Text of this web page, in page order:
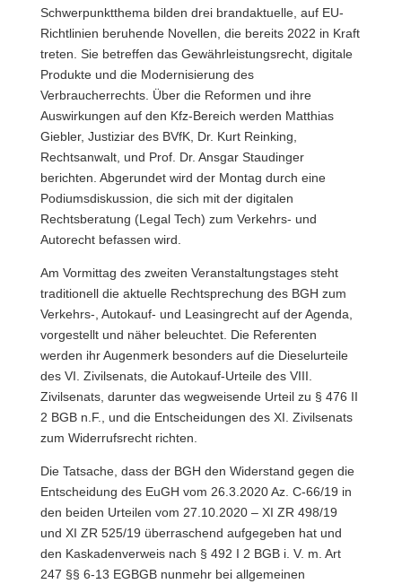
Schwerpunktthema bilden drei brandaktuelle, auf EU-
Richtlinien beruhende Novellen, die bereits 2022 in Kraft
treten. Sie betreffen das Gewährleistungsrecht, digitale
Produkte und die Modernisierung des
Verbraucherrechts. Über die Reformen und ihre
Auswirkungen auf den Kfz-Bereich werden Matthias
Giebler, Justiziar des BVfK, Dr. Kurt Reinking,
Rechtsanwalt, und Prof. Dr. Ansgar Staudinger
berichten. Abgerundet wird der Montag durch eine
Podiumsdiskussion, die sich mit der digitalen
Rechtsberatung (Legal Tech) zum Verkehrs- und
Autorecht befassen wird.
Am Vormittag des zweiten Veranstaltungstages steht
traditionell die aktuelle Rechtsprechung des BGH zum
Verkehrs-, Autokauf- und Leasingrecht auf der Agenda,
vorgestellt und näher beleuchtet. Die Referenten
werden ihr Augenmerk besonders auf die Dieselurteile
des VI. Zivilsenats, die Autokauf-Urteile des VIII.
Zivilsenats, darunter das wegweisende Urteil zu § 476 II
2 BGB n.F., und die Entscheidungen des XI. Zivilsenats
zum Widerrufsrecht richten.
Die Tatsache, dass der BGH den Widerstand gegen die
Entscheidung des EuGH vom 26.3.2020 Az. C-66/19 in
den beiden Urteilen vom 27.10.2020 – XI ZR 498/19
und XI ZR 525/19 überraschend aufgegeben hat und
den Kaskadenverweis nach § 492 I 2 BGB i. V. m. Art
247 §§ 6-13 EGBGB nunmehr bei allgemeinen